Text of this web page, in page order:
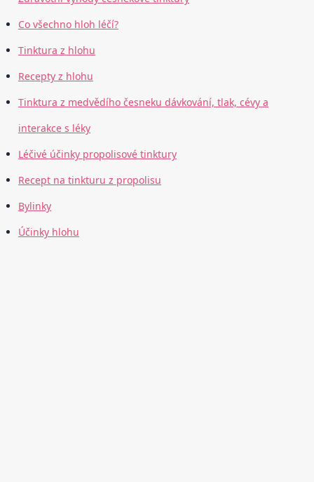
Co všechno hloh léčí?
Tinktura z hlohu
Recepty z hlohu
Tinktura z medvědího česneku dávkování, tlak, cévy a
interakce s léky
Léčivé účinky propolisové tinktury
Recept na tinkturu z propolisu
Bylinky
Účinky hlohu